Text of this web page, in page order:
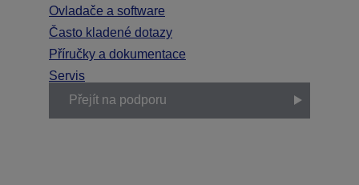
Ovladače a software
Často kladené dotazy
Příručky a dokumentace
Servis
Přejít na podporu